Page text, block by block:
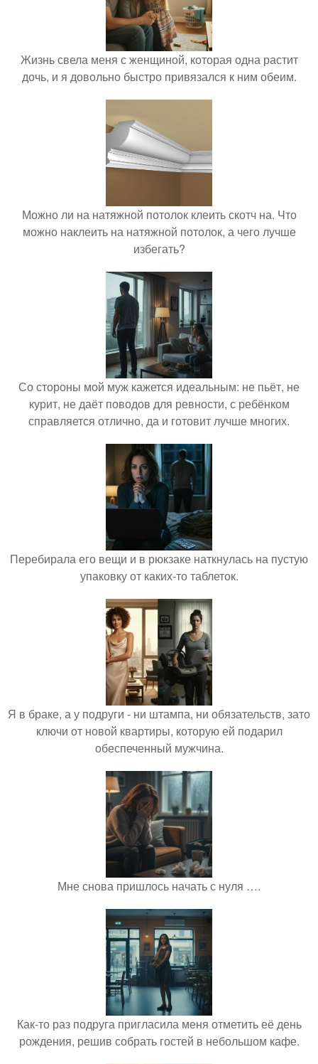
Жизнь свела меня с женщиной, которая одна растит
дочь, и я довольно быстро привязался к ним обеим.
Можно ли на натяжной потолок клеить скотч на. Что
можно наклеить на натяжной потолок, а чего лучше
избегать?
Со стороны мой муж кажется идеальным: не пьёт, не
курит, не даёт поводов для ревности, с ребёнком
справляется отлично, да и готовит лучше многих.
Перебирала его вещи и в рюкзаке наткнулась на пустую
упаковку от каких-то таблеток.
Я в браке, а у подруги - ни штампа, ни обязательств, зато
ключи от новой квартиры, которую ей подарил
обеспеченный мужчина.
Мне снова пришлось начать с нуля ….
Как-то раз подруга пригласила меня отметить её день
рождения, решив собрать гостей в небольшом кафе.